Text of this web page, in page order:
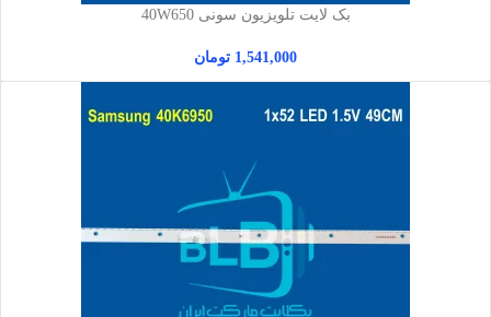
بک لایت تلویزیون سونی 40W650
1,541,000 تومان